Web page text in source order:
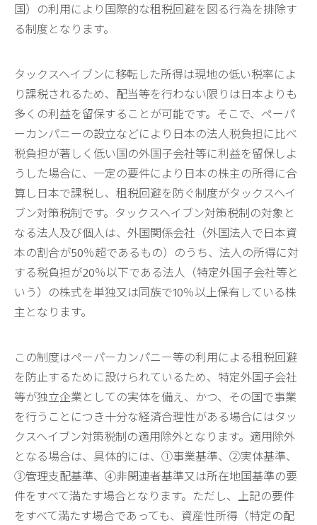
国）の利用により国際的な租税回避を図る行為を排除す
る制度となります。
タックスヘイブンに移転した所得は現地の低い税率によ
り課税されるため、配当等を行わない限りは日本よりも
多くの利益を留保することが可能です。そこで、ペーパ
ーカンパニーの設立などにより日本の法人税負担に比べ
税負担が著しく低い国の外国子会社等に利益を留保しよ
うした場合に、一定の要件により日本の株主の所得に合
算し日本で課税し、租税回避を防ぐ制度がタックスヘイ
ブン対策税制です。タックスヘイブン対策税制の対象と
なる法人及び個人は、外国関係会社（外国法人で日本資
本の割合が50％超であるもの）のうち、法人の所得に対
する税負担が20％以下である法人（特定外国子会社等と
いう）の株式を単独又は同族で10％以上保有している株
主となります。
この制度はペーパーカンパニー等の利用による租税回避
を防止するために設けられているため、特定外国子会社
等が独立企業としての実体を備え、かつ、その国で事業
を行うことにつき十分な経済合理性がある場合にはタッ
クスヘイブン対策税制の適用除外となります。適用除外
となる場合は、具体的には、①事業基準、②実体基準、
③管理支配基準、④非関連者基準又は所在地国基準の要
件をすべて満たす場合となります。ただし、上記の要件
をすべて満たす場合であっても、資産性所得（特定の配